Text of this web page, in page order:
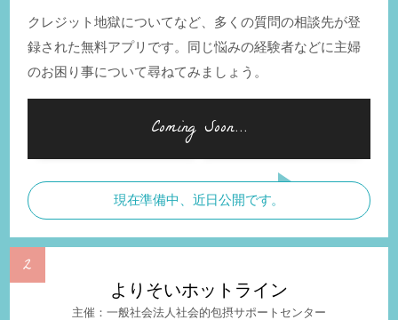
クレジット地獄についてなど、多くの質問の相談先が登
録された無料アプリです。同じ悩みの経験者などに主婦
のお困り事について尋ねてみましょう。
現在準備中、近日公開です。
よりそいホットライン
一般社会法人社会的包摂サポートセンター